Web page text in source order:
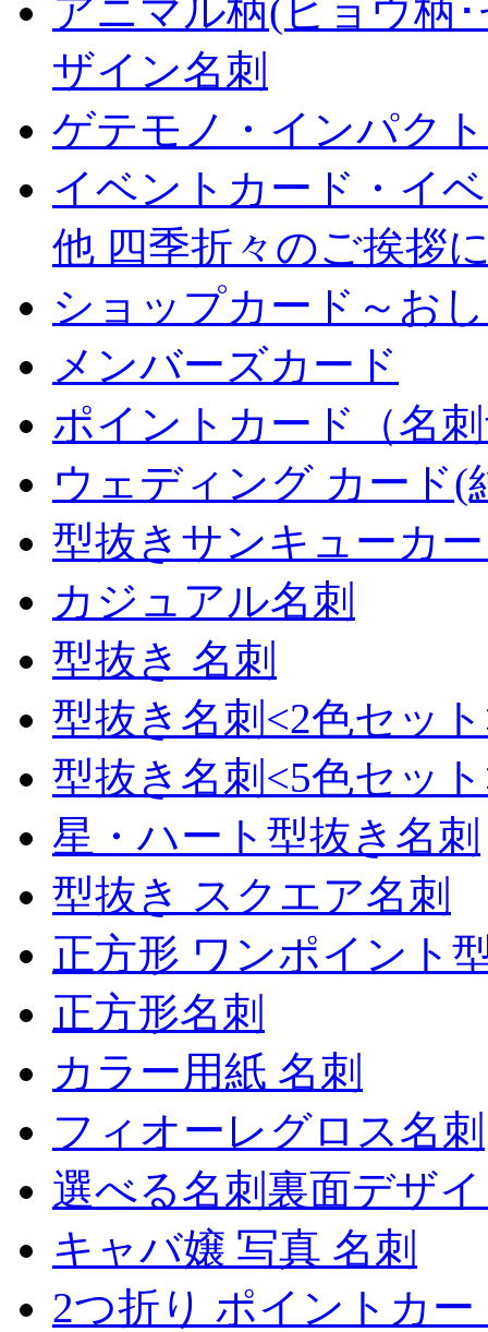
アニマル柄(ヒョウ柄
ザイン名刺
ゲテモノ・インパク
イベントカード・イ
他 四季折々のご挨拶
ショップカード～お
メンバーズカード
ポイントカード（名
ウェディング カード(
型抜きサンキューカ
カジュアル名刺
型抜き 名刺
型抜き名刺<2色セッ
型抜き名刺<5色セッ
星・ハート型抜き名刺
型抜き スクエア名刺
正方形 ワンポイント
正方形名刺
カラー用紙 名刺
フィオーレグロス名刺
選べる名刺裏面デザ
キャバ嬢 写真 名刺
2つ折り ポイントカ